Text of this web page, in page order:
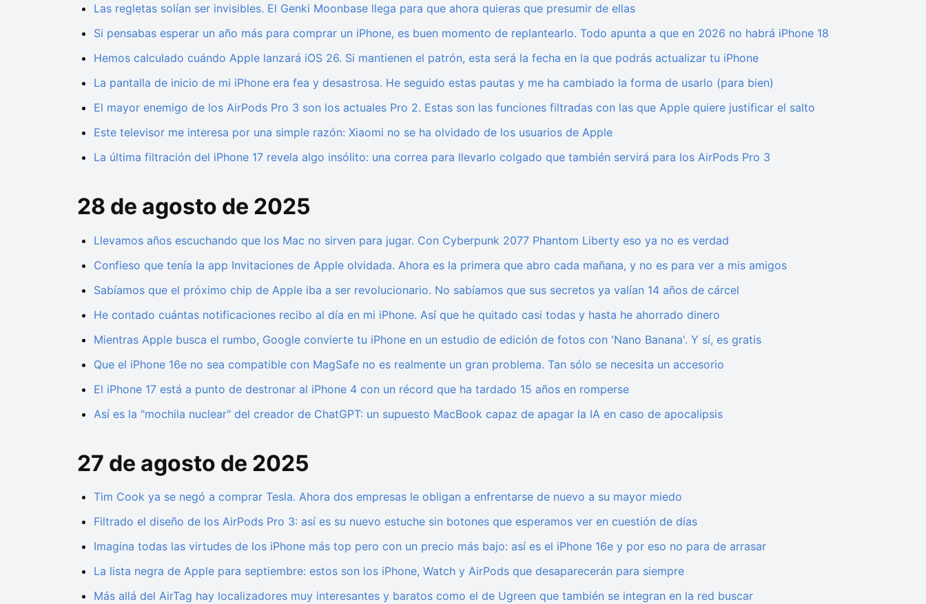
Las regletas solían ser invisibles. El Genki Moonbase llega para que ahora quieras que presumir de ellas
Si pensabas esperar un año más para comprar un iPhone, es buen momento de replantearlo. Todo apunta a que en 2026 no habrá iPhone 18
Hemos calculado cuándo Apple lanzará iOS 26. Si mantienen el patrón, esta será la fecha en la que podrás actualizar tu iPhone
La pantalla de inicio de mi iPhone era fea y desastrosa. He seguido estas pautas y me ha cambiado la forma de usarlo (para bien)
El mayor enemigo de los AirPods Pro 3 son los actuales Pro 2. Estas son las funciones filtradas con las que Apple quiere justificar el salto
Este televisor me interesa por una simple razón: Xiaomi no se ha olvidado de los usuarios de Apple
La última filtración del iPhone 17 revela algo insólito: una correa para llevarlo colgado que también servirá para los AirPods Pro 3
28 de agosto de 2025
Llevamos años escuchando que los Mac no sirven para jugar. Con Cyberpunk 2077 Phantom Liberty eso ya no es verdad
Confieso que tenía la app Invitaciones de Apple olvidada. Ahora es la primera que abro cada mañana, y no es para ver a mis amigos
Sabíamos que el próximo chip de Apple iba a ser revolucionario. No sabíamos que sus secretos ya valían 14 años de cárcel
He contado cuántas notificaciones recibo al día en mi iPhone. Así que he quitado casi todas y hasta he ahorrado dinero
Mientras Apple busca el rumbo, Google convierte tu iPhone en un estudio de edición de fotos con 'Nano Banana'. Y sí, es gratis
Que el iPhone 16e no sea compatible con MagSafe no es realmente un gran problema. Tan sólo se necesita un accesorio
El iPhone 17 está a punto de destronar al iPhone 4 con un récord que ha tardado 15 años en romperse
Así es la "mochila nuclear" del creador de ChatGPT: un supuesto MacBook capaz de apagar la IA en caso de apocalipsis
27 de agosto de 2025
Tim Cook ya se negó a comprar Tesla. Ahora dos empresas le obligan a enfrentarse de nuevo a su mayor miedo
Filtrado el diseño de los AirPods Pro 3: así es su nuevo estuche sin botones que esperamos ver en cuestión de días
Imagina todas las virtudes de los iPhone más top pero con un precio más bajo: así es el iPhone 16e y por eso no para de arrasar
La lista negra de Apple para septiembre: estos son los iPhone, Watch y AirPods que desaparecerán para siempre
Más allá del AirTag hay localizadores muy interesantes y baratos como el de Ugreen que también se integran en la red buscar